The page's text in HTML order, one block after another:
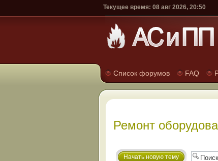
Текущее время: 08 авг 2026, 20:50
Список форумов FAQ
Ремонт
Начать новую тему